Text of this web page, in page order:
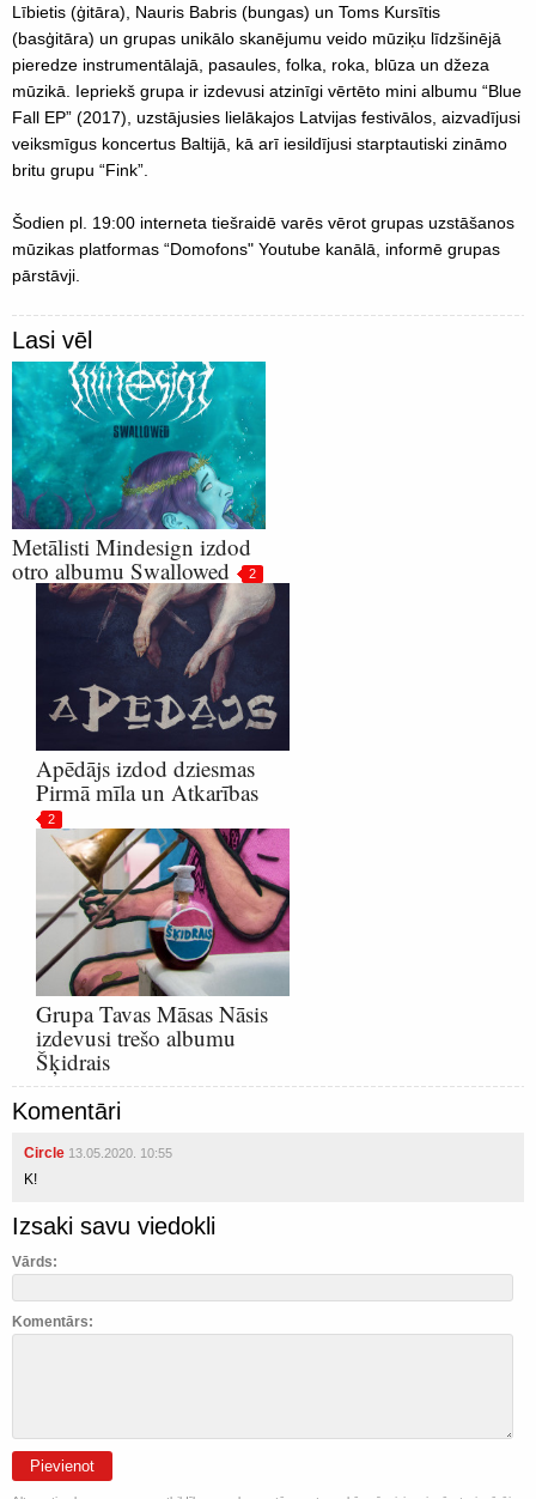
Lībietis (ģitāra), Nauris Babris (bungas) un Toms Kursītis
(basģitāra) un grupas unikālo skanējumu veido mūziķu līdzšinējā
pieredze instrumentālajā, pasaules, folka, roka, blūza un džeza
mūzikā. Iepriekš grupa ir izdevusi atzinīgi vērtēto mini albumu “Blue
Fall EP” (2017), uzstājusies lielākajos Latvijas festivālos, aizvadījusi
veiksmīgus koncertus Baltijā, kā arī iesildījusi starptautiski zināmo
britu grupu “Fink”.
Šodien pl. 19:00 interneta tiešraidē varēs vērot grupas uzstāšanos
mūzikas platformas “Domofons" Youtube kanālā, informē grupas
pārstāvji.
Lasi vēl
Metālisti Mindesign izdod
otro albumu Swallowed
2
Apēdājs izdod dziesmas
Pirmā mīla un Atkarības
2
Grupa Tavas Māsas Nāsis
izdevusi trešo albumu
Šķidrais
Komentāri
Circle 13.05.2020. 10:55
K!
Izsaki savu viedokli
Vārds:
Komentārs:
Pievienot